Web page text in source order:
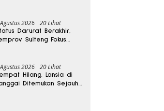
2026 20 Lihat
Darurat Berakhir,
Sulteng Fokus
2026 20 Lihat
Hilang, Lansia di
Ditemukan Sejauh